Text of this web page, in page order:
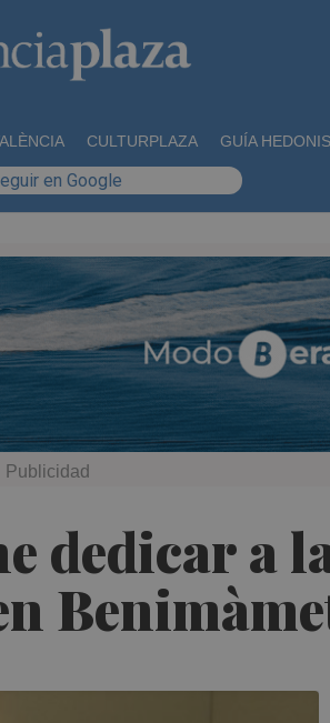
CULTURPLAZA GUÍA
en Google
dedicar a